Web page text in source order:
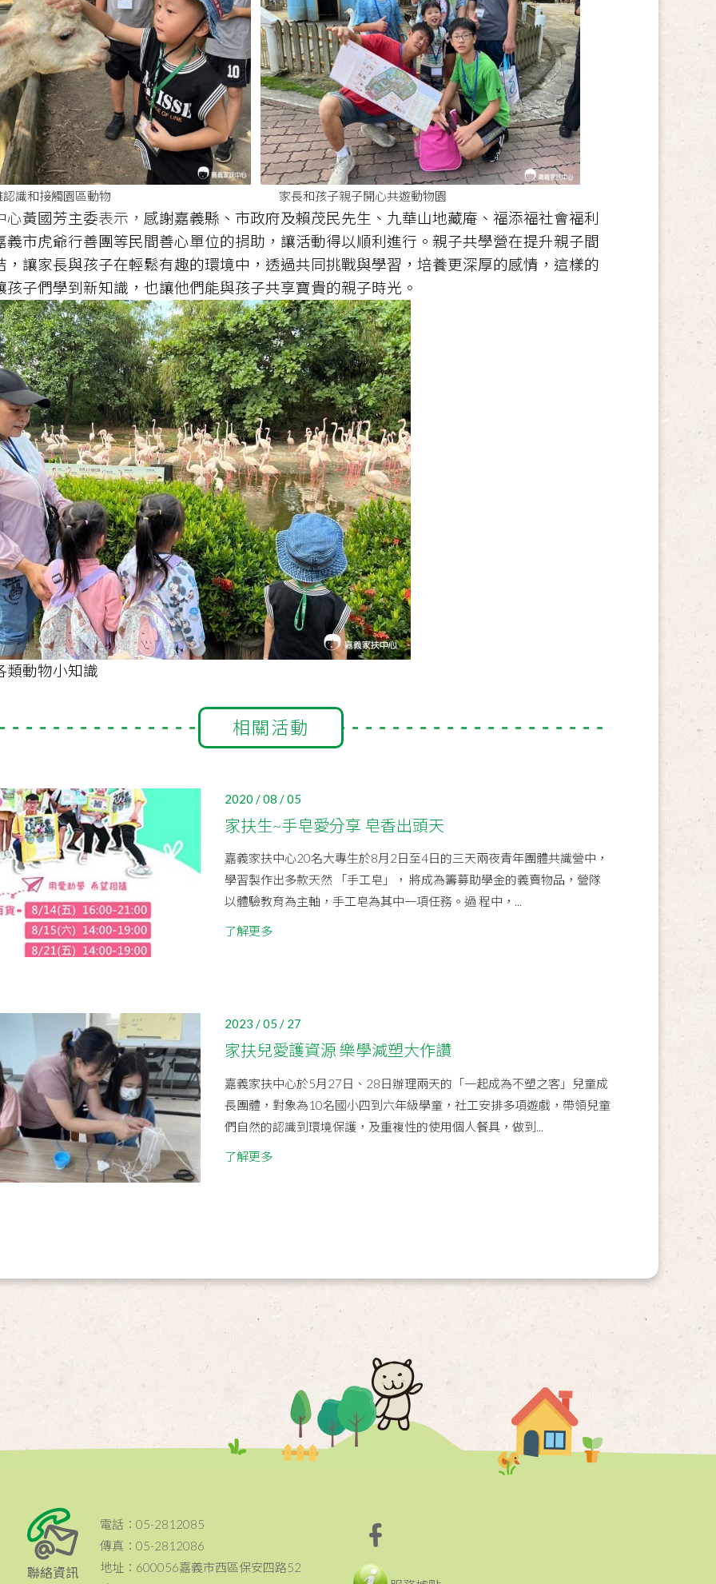
離認識和接觸園區動物 家長和孩子親子開心共遊動物園
黃國芳主委表示， 感謝嘉義縣、市政府及賴茂民先生、九華山地藏庵、福添福社會福利
義市虎爺行善團等民間善心單位的捐助，讓活動得以順利進行。親子共學營在提升親子間
，讓家長與孩子在輕鬆有趣的環境中，透過共同挑戰與學習，培養更深厚的感情，這樣的
孩子們學到新知識，也讓他們能與孩子共享寶貴的親子時光。
類動物小知識
相關活動
2020 / 08 / 05
家扶生~手皂愛分享 皂香出頭天
嘉義家扶中心20名大專生於8月2日至4日的三天兩夜青年團體共識營中，
學習製作出多款天然 「手工皂」， 將成為籌募助學金的義賣物品，營隊
以體驗教育為主軸，手工皂為其中一項任務。過 程中，...
了解更多
2023 / 05 / 27
家扶兒愛護資源 樂學減塑大作讚
嘉義家扶中心於5月27日、28日辦理兩天的「一起成為不塑之客」兒童成
長團體，對象為10名國小四到六年級學童，社工安排多項遊戲，帶領兒童
們自然的認識到環境保護，及重複性的使用個人餐具，做到...
了解更多
聯絡資訊
電話：05-2812085
傳真：05-2812086
地址：600056嘉義市西區保安四路52